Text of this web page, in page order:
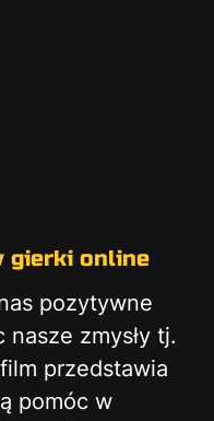
gierki online
pozytywne
zmysły tj.
przedstawia
pomóc w